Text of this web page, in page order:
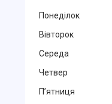
Понеділок
Вівторок
Середа
Четвер
Пʼятниця